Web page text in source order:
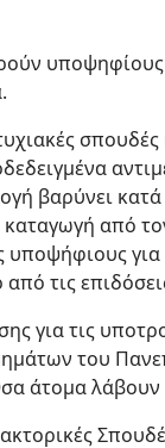
βαρύνει
από
υποψήφιους
τις
για τις
του
άτομα λάβουν